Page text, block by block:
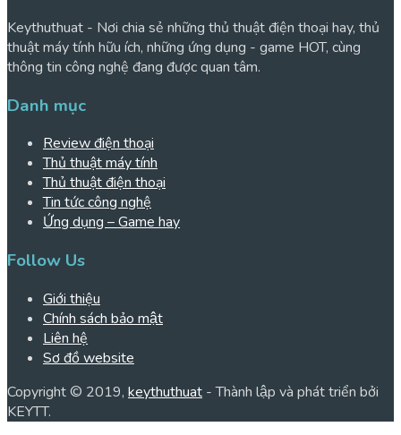
Keythuthuat - Nơi chia sẻ những thủ thuật điện thoại hay, thủ
thuật máy tính hữu ích, những ứng dụng - game HOT, cùng
thông tin công nghệ đang được quan tâm.
Danh mục
Review điện thoại
Thủ thuật máy tính
Thủ thuật điện thoại
Tin tức công nghệ
Ứng dụng – Game hay
Follow Us
Giới thiệu
Chính sách bảo mật
Liên hệ
Sơ đồ website
Copyright © 2019, keythuthuat - Thành lập và phát triển bởi
KEYTT.